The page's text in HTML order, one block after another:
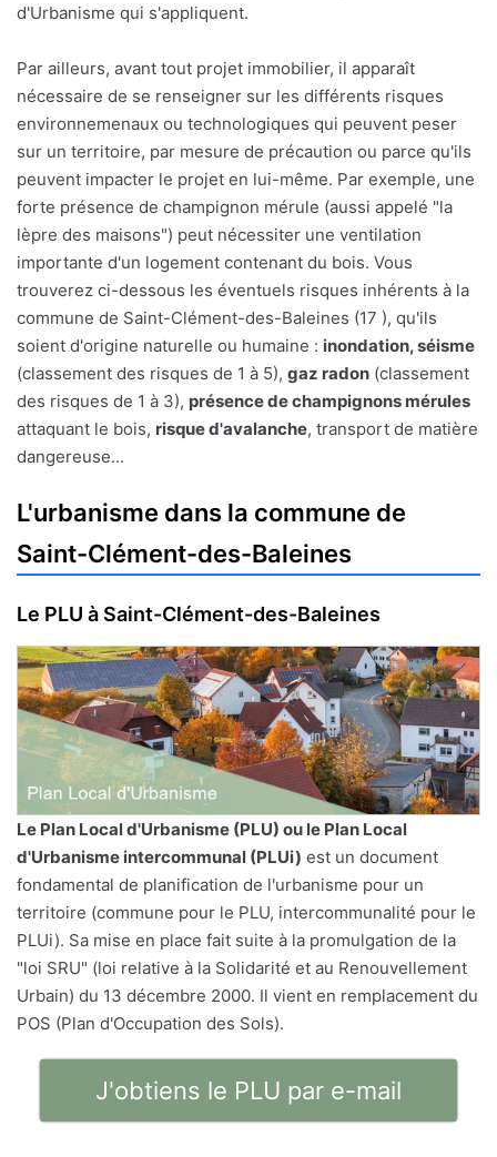
d'Urbanisme qui s'appliquent.
Par ailleurs, avant tout projet immobilier, il apparaît
nécessaire de se renseigner sur les différents risques
environnemenaux ou technologiques qui peuvent peser
sur un territoire, par mesure de précaution ou parce qu'ils
peuvent impacter le projet en lui-même. Par exemple, une
forte présence de champignon mérule (aussi appelé "la
lèpre des maisons") peut nécessiter une ventilation
importante d'un logement contenant du bois. Vous
trouverez ci-dessous les éventuels risques inhérents à la
commune de Saint-Clément-des-Baleines (17 ), qu'ils
soient d'origine naturelle ou humaine : inondation, séisme
(classement des risques de 1 à 5), gaz radon (classement
des risques de 1 à 3), présence de champignons mérules
attaquant le bois, risque d'avalanche, transport de matière
dangereuse...
L'urbanisme dans la commune de
Saint-Clément-des-Baleines
Le PLU à Saint-Clément-des-Baleines
Le Plan Local d'Urbanisme (PLU) ou le Plan Local
d'Urbanisme intercommunal (PLUi) est un document
fondamental de planification de l'urbanisme pour un
territoire (commune pour le PLU, intercommunalité pour le
PLUi). Sa mise en place fait suite à la promulgation de la
"loi SRU" (loi relative à la Solidarité et au Renouvellement
Urbain) du 13 décembre 2000. Il vient en remplacement du
POS (Plan d'Occupation des Sols).
J'obtiens le PLU par e-mail